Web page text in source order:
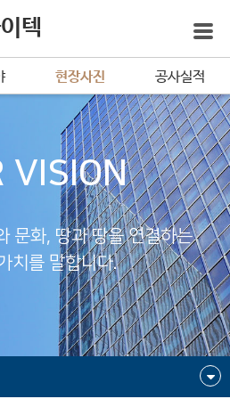
텍
현장사진 공사실적
VISION
문화, 땅과 땅을 연결하는
치를 말합니다.